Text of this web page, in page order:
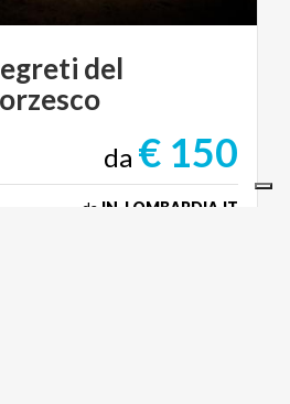
del
da € 150
da IN-LOMBARDIA.IT